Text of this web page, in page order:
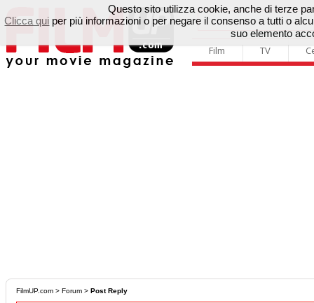
Film TV
FilmUP.com > Forum > Post Reply
Questo sito utilizza cookie, anche di terze
Clicca qui per più informazioni o per negare il consenso a tutti o
suo elemento